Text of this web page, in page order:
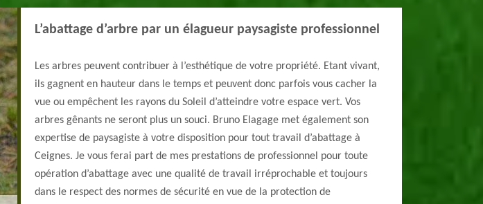
L’abattage d’arbre par un élagueur paysagiste professionnel
Les arbres peuvent contribuer à l’esthétique de votre propriété. Etant vivant,
ils gagnent en hauteur dans le temps et peuvent donc parfois vous cacher la
vue ou empêchent les rayons du Soleil d’atteindre votre espace vert. Vos
arbres gênants ne seront plus un souci. Bruno Elagage met également son
expertise de paysagiste à votre disposition pour tout travail d’abattage à
Ceignes. Je vous ferai part de mes prestations de professionnel pour toute
opération d’abattage avec une qualité de travail irréprochable et toujours
dans le respect des normes de sécurité en vue de la protection de